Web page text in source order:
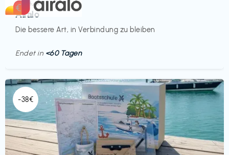
Mobilfunk
Airalo
Die bessere Art, in Verbindung zu bleiben
€‎
Endet in <60 Tagen
-38€